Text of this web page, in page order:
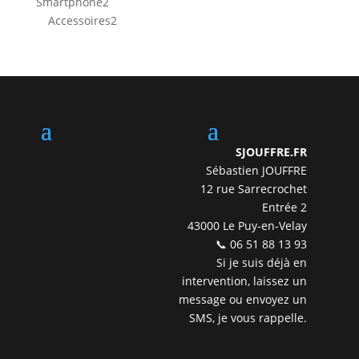
produits
Accessoires22
SJOUFFRE.FR
Sébastien JOUFFRE
12 rue Sarrecrochet
Entrée 2
43000 Le Puy-en-Velay
📞 06 51 88 13 93
Si je suis déjà en
intervention, laissez un
message ou envoyez un
SMS, je vous rappelle.